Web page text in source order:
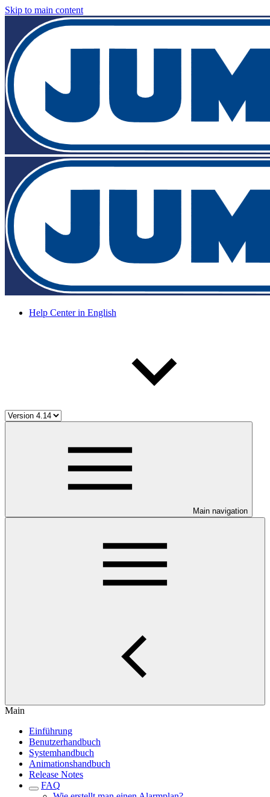
Skip to main content
Help Center in English
Main navigation
Main
Einführung
Benutzerhandbuch
Systemhandbuch
Animationshandbuch
Release Notes
FAQ